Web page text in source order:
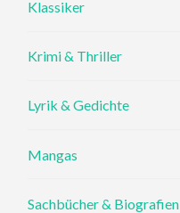
Klassiker
Krimi & Thriller
Lyrik & Gedichte
Mangas
Sachbücher & Biografien